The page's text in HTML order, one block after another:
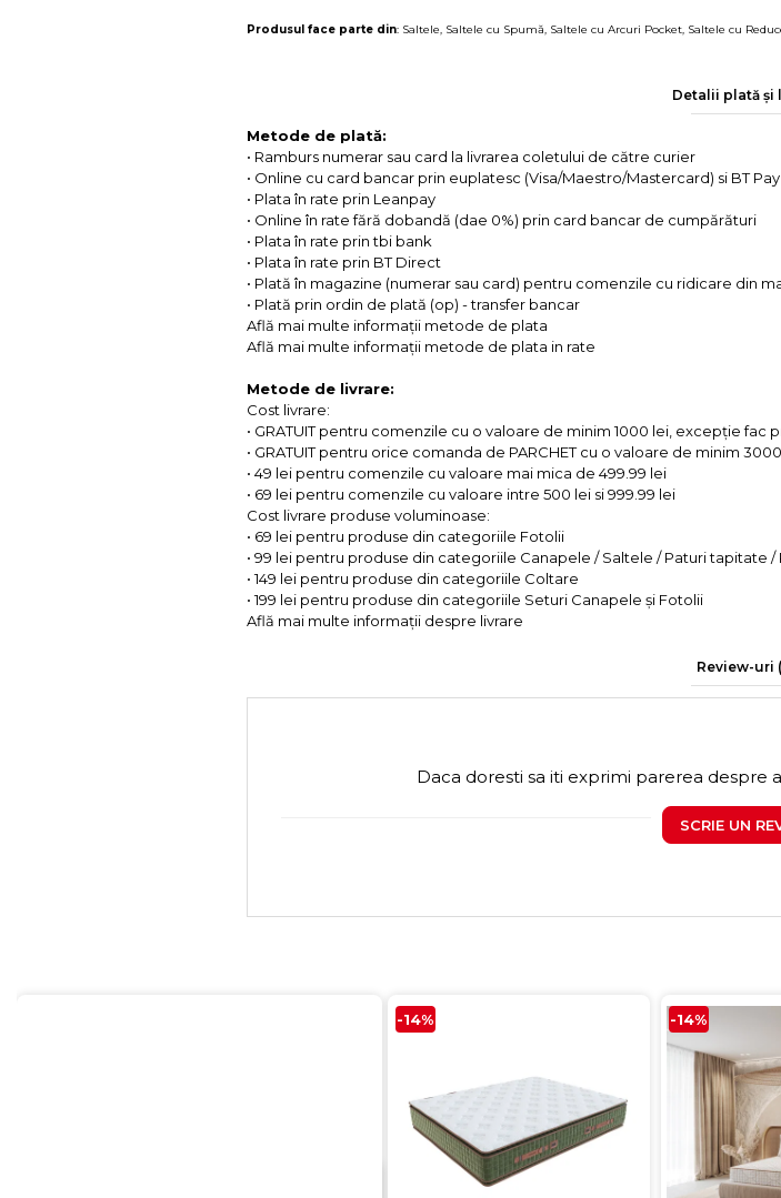
Produsul face parte din: Saltele, Saltele cu Spumă, Saltele cu Arcuri Pocket, Saltele cu
Detalii plată și
Metode de plată:
• Ramburs numerar sau card la livrarea coletului de către curier
• Online cu card bancar prin euplatesc (Visa/Maestro/Mastercard) si BT Pay
• Plata în rate prin Leanpay
• Online în rate fără dobandă (dae 0%) prin card bancar de cumpărături
• Plata în rate prin tbi bank
• Plata în rate prin BT Direct
• Plată în magazine (numerar sau card) pentru comenzile cu ridicare din
• Plată prin ordin de plată (op) - transfer bancar
Află mai multe informații metode de plata
Află mai multe informații metode de plata in rate
Metode de livrare:
Cost livrare:
• GRATUIT pentru comenzile cu o valoare de minim 1000 lei, excepție fac
• GRATUIT pentru orice comanda de PARCHET cu o valoare de minim
• 49 lei pentru comenzile cu valoare mai mica de 499.99 lei
• 69 lei pentru comenzile cu valoare intre 500 lei si 999.99 lei
Cost livrare produse voluminoase:
• 69 lei pentru produse din categoriile Fotolii
• 99 lei pentru produse din categoriile Canapele / Saltele / Paturi tapitate
• 149 lei pentru produse din categoriile Coltare
• 199 lei pentru produse din categoriile Seturi Canapele și Fotolii
Află mai multe informații despre livrare
Review-uri
Daca doresti sa iti exprimi parerea despre
SCRIE UN
-14% -14%